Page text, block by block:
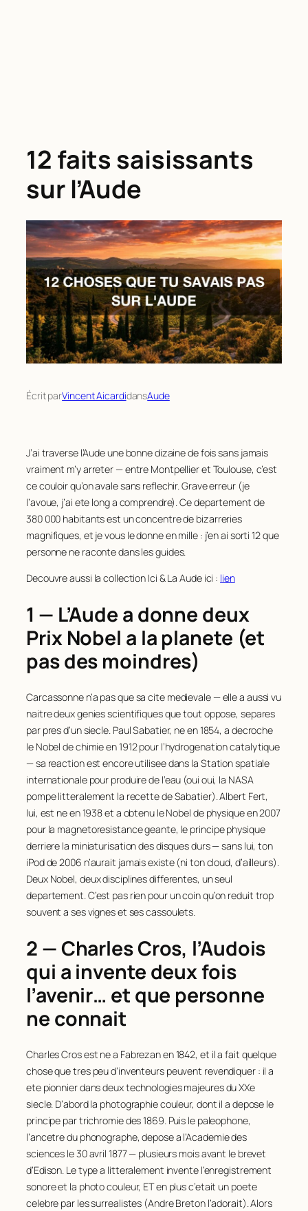
12 faits saisissants
sur l’Aude
Écrit parVincent AicardidansAude
J’ai traverse l’Aude une bonne dizaine de fois sans jamais
vraiment m’y arreter — entre Montpellier et Toulouse, c’est
ce couloir qu’on avale sans reflechir. Grave erreur (je
l’avoue, j’ai ete long a comprendre). Ce departement de
380 000 habitants est un concentre de bizarreries
magnifiques, et je vous le donne en mille : j’en ai sorti 12 que
personne ne raconte dans les guides.
Decouvre aussi la collection Ici & La Aude ici : lien
1 — L’Aude a donne deux
Prix Nobel a la planete (et
pas des moindres)
Carcassonne n’a pas que sa cite medievale — elle a aussi vu
naitre deux genies scientifiques que tout oppose, separes
par pres d’un siecle. Paul Sabatier, ne en 1854, a decroche
le Nobel de chimie en 1912 pour l’hydrogenation catalytique
— sa reaction est encore utiliseedans la Station spatiale
internationalepour produire de l’eau (oui oui, la NASA
pompe litteralement la recette de Sabatier). Albert Fert,
lui, est ne en 1938 et a obtenu le Nobel de physique en 2007
pour la magnetoresistance geante, le principe physique
derriere la miniaturisation des disques durs — sans lui, ton
iPod de 2006 n’aurait jamais existe (ni ton cloud, d’ailleurs).
Deux Nobel, deux disciplines differentes, un seul
departement. C’est pas rien pour un coin qu’on reduit trop
souvent a ses vignes et ses cassoulets.
2 — Charles Cros, l’Audois
qui a invente deux fois
l’avenir… et que personne
ne connait
Charles Cros est ne a Fabrezan en 1842, et il a fait quelque
chose que tres peu d’inventeurs peuvent revendiquer : il a
ete pionnier dansdeuxtechnologies majeures du XXe
siecle. D’abord la photographie couleur, dont il a depose le
principe par trichromie des 1869. Puis le paleophone,
l’ancetre du phonographe, depose a l’Academie des
sciences le 30 avril 1877 — plusieurs mois avant le brevet
d’Edison. Le type a litteralement invente l’enregistrement
sonore et la photo couleur, ET en plus c’etait un poete
celebre par les surrealistes (Andre Breton l’adorait). Alors